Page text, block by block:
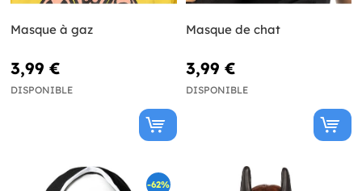
Masque à gaz
3,99 €
DISPONIBLE
Masque de chat
3,99 €
DISPONIBLE
-62%